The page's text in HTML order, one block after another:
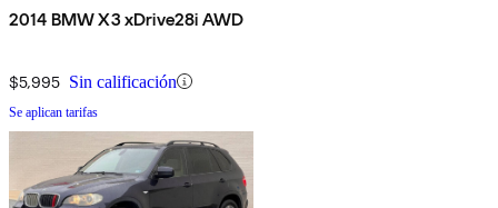
2014 BMW X3 xDrive28i AWD
$5,995 Sin calificación
Se aplican tarifas